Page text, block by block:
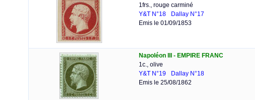
1frs., rouge carminé
Y&T N°18
Dallay N°17
Emis le 01/09/1853
Napoléon III - EMPIRE FRANC
1c., olive
Y&T N°19
Dallay N°18
Emis le 25/08/1862